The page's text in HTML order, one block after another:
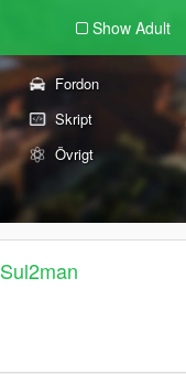
Show Adult
Fordon
Skript
Övrigt
Sul2man